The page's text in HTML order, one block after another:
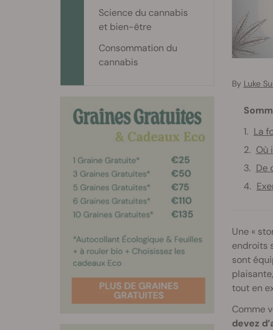
By Luke
La
Où
De
Une «
endroits
sont
tout en
Comme
devez
Science du cannabis
et bien-être
Consommation du
cannabis